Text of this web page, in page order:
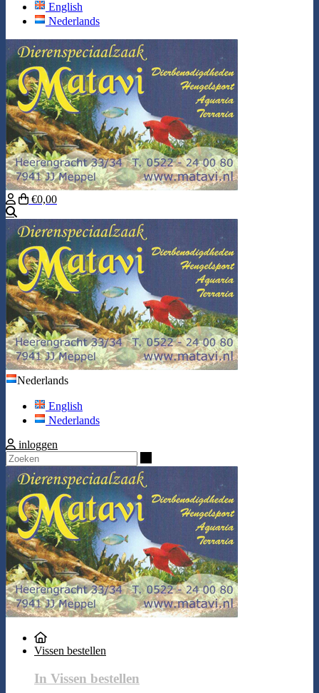
English
Nederlands
€0,00
Nederlands
English
Nederlands
inloggen
Vissen bestellen
In Vissen bestellen